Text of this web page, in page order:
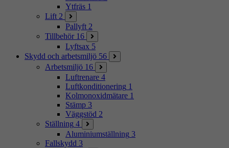
Ytfräs 1
Lift 2
Pallyft 2
Tillbehör 16
Lyftsax 5
Skydd och arbetsmiljö 56
Arbetsmiljö 16
Luftrenare 4
Luftkonditionering 1
Kolmonoxidmätare 1
Stämp 3
Väggstöd 2
Ställning 4
Aluminiumställning 3
Fallskydd 3